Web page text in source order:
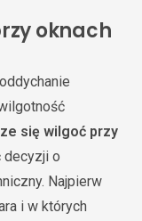
oknach
się wilgoć przy
decyzji o
Najpierw
i w których